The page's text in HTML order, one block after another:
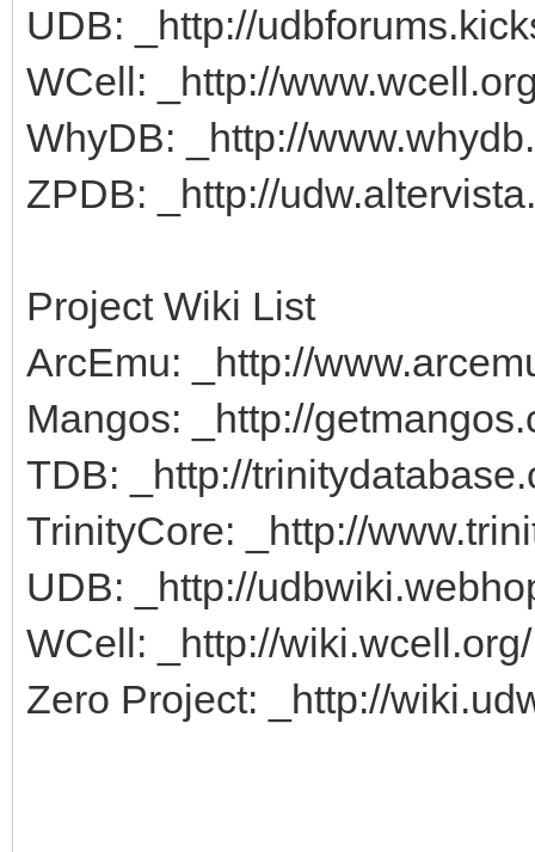
UDB: _http://
WCell: _http://
WhyDB: _http://
ZPDB: _http://
Project Wiki List
ArcEmu: _http://
Mangos: _http://
TDB: _http://
TrinityCore: _http://
UDB: _http://
WCell: _http://wiki.wcell.org/
Zero Project: _http://